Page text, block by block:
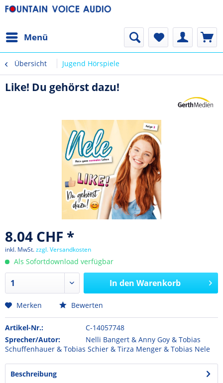
Menü
Übersicht Jugend Hörspiele
Like! Du gehörst dazu!
8.04 CHF *
inkl. MwSt.zzgl. Versandkosten
Als Sofortdownload verfügbar
In den Warenkorb
Merken Bewerten
Artikel-Nr.:
C-14057748
Sprecher/Autor:
Nelli Bangert & Anny Goy & Tobias
Schuffenhauer & Tobias Schier & Tirza Menger & Tobias Nele
Beschreibung